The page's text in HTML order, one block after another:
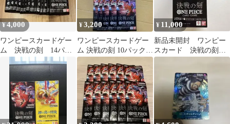
¥4,000
ワンピースカードゲー
ム 決戦の刻 14パッ
ク 未開封
¥3,200
ワンピースカードゲー
ム 決戦の刻 10パックセ
ット
¥ 11,000
新品未開封 ワンピー
スカード 決戦の刻
1BOX 24パック テー